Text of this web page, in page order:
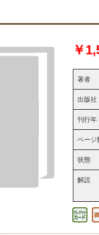
￥
著者
出版社
刊行年
ページ
状態
解説